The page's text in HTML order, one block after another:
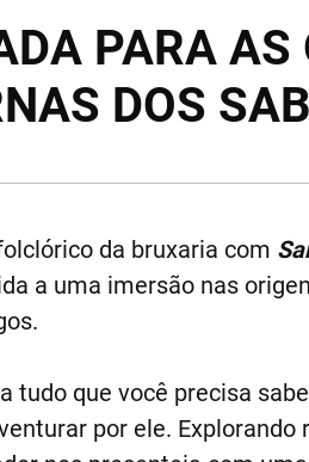
PARA AS
DOS
da bruxaria com
a uma imersão nas
tudo que você precisa
por ele. Explorando